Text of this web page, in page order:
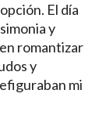
El día
y
romantizar
y
mi